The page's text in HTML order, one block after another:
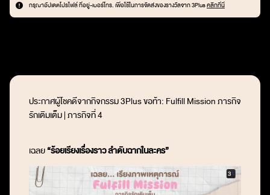
กรุณาอัปเดตโปรไฟล์ ที่อยู่-เบอร์โทร. เพื่อใช้ในการจัดส่งของรางวัลจาก 3Plusคลิกที่นี่
ประกาศผู้โชคดีจากกิจกรรม3Plus ขอท้า: Fulfill Mission ภารกิจ
รักเติมเต็ม | ภารกิจที่ 4
เฉลย“ร้อยเรียงเรื่องราว ลำดับฉากในละคร”